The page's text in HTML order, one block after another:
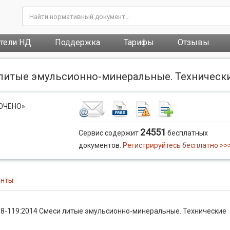
НД Поддержка Тарифы Отзывы
эмульсионно-минеральные.
Сервис содержит 24551 бесплатных
документов. Регистрируйтесь бесплатно
119:2014 Смеси литые эмульсионно-минеральные. Технические